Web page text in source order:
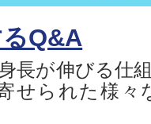
Q&A
長が伸びる仕
せられた様々